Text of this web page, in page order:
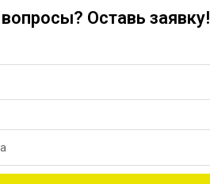
Оставь заявку!